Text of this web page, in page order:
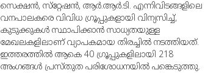
സെക്ഷന്‍, സ്‌റ്റേഷന്‍, ആര്‍.ആര്‍.ടി. എന്നിവിടങ്ങളിലെ
വനപാലകരെ വിവിധ ഗ്രൂപ്പുകളായി വിന്യസിച്ച്,
കുടുക്കുകള്‍ സ്ഥാപിക്കാന്‍ സാധ്യതയുള്ള
മേഖലകളിലാണ് വ്യാപകമായ തിരച്ചില്‍ നടത്തിയത്.
ഇത്തരത്തില്‍ ആകെ 40 ഗ്രൂപ്പുകളിലായി 218
അംഗങ്ങള്‍ പ്രസ്തുത പരിശോധനയില്‍ പങ്കെടുത്തു.